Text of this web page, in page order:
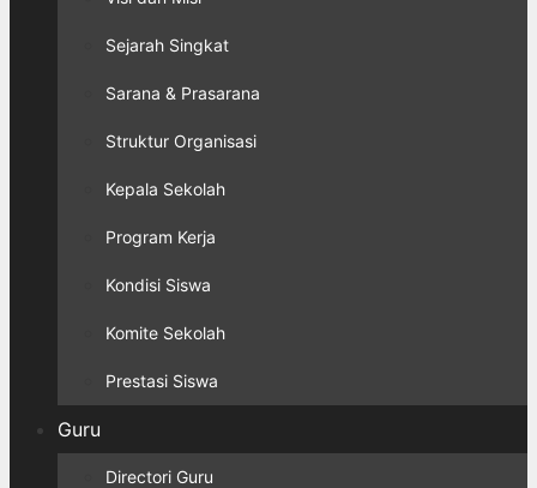
Sejarah Singkat
Sarana & Prasarana
Struktur Organisasi
Kepala Sekolah
Program Kerja
Kondisi Siswa
Komite Sekolah
Prestasi Siswa
Guru
Directori Guru